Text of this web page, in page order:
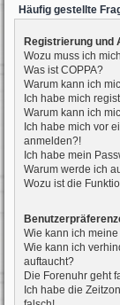
Häufig gestellte
Registrierung und
Wozu muss ich
Was ist COPPA?
Warum kann ich
Ich habe mich
Warum kann ich
Ich habe mich vor
anmelden?!
Ich habe mein
Warum werde ich
Wozu ist die
Wie kann ich
Wie kann ich
auftaucht?
Die Forenuhr geht
Ich habe die